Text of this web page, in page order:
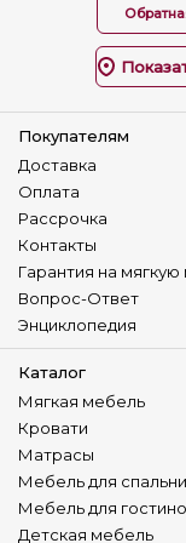
Наличие столика
Нет
Покупателям
Доставка
Оплата
Рассрочка
Контакты
Гарантия на
Вопрос-Ответ
Энциклопедия
Каталог
Мягкая мебель
Кровати
Матрасы
Мебель для спальни
Мебель для
Детская мебель